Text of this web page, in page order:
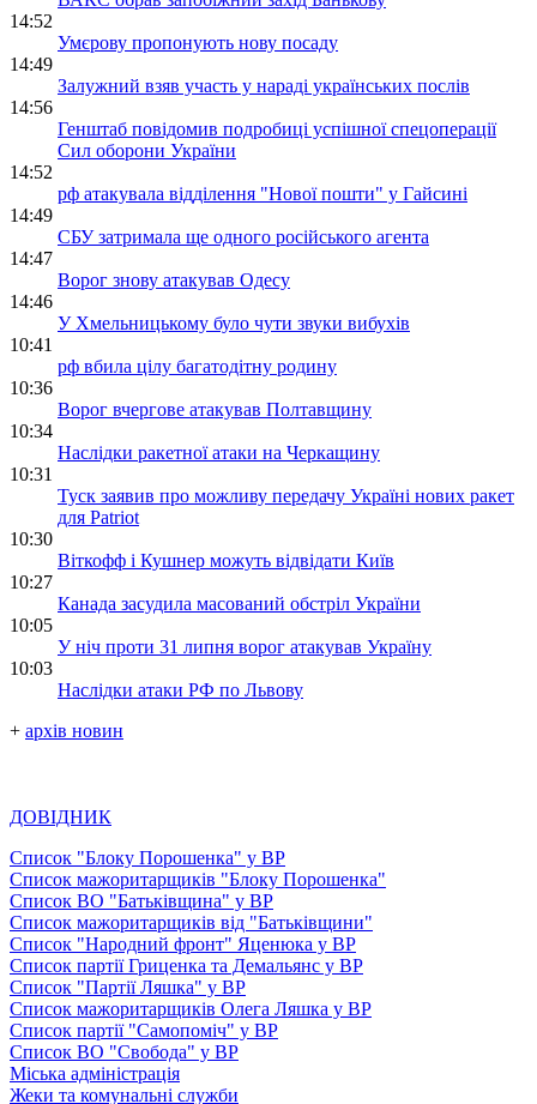
14:52
Умєрову пропонують нову посаду
14:49
Залужний взяв участь у нараді українських послів
14:56
Генштаб повідомив подробиці успішної спецоперації
Сил оборони України
14:52
рф атакувала відділення "Нової пошти" у Гайсині
14:49
СБУ затримала ще одного російського агента
14:47
Ворог знову атакував Одесу
14:46
У Хмельницькому було чути звуки вибухів
10:41
рф вбила цілу багатодітну родину
10:36
Ворог вчергове атакував Полтавщину
10:34
Наслідки ракетної атаки на Черкащину
10:31
Туск заявив про можливу передачу Україні нових ракет
для Patriot
10:30
Віткофф і Кушнер можуть відвідати Київ
10:27
Канада засудила масований обстріл України
10:05
У ніч проти 31 липня ворог атакував Україну
10:03
Наслідки атаки РФ по Львову
+ архів новин
ДОВІДНИК
Список "Блоку Порошенка" у ВР
Список мажоритарщиків "Блоку Порошенка"
Список ВО "Батьківщина" у ВР
Список мажоритарщиків від "Батьківщини"
Список "Народний фронт" Яценюка у ВР
Список партії Гриценка та Демальянс у ВР
Список "Партії Ляшка" у ВР
Список мажоритарщиків Олега Ляшка у ВР
Список партії "Самопоміч" у ВР
Список ВО "Свобода" у ВР
Міська адміністрація
Жеки та комунальні служби